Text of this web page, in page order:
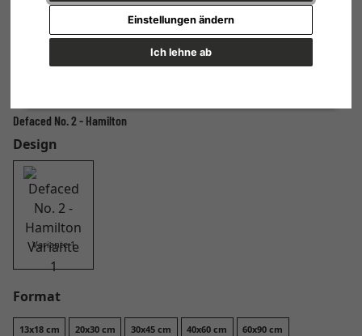
Ich lehne ab
Einstellungen ändern
Defaced No. 2 - Hamilton
Design
Variante 1
Format
13x18 cm 20x30 cm 30x45 cm 40x60 cm 60x90 cm